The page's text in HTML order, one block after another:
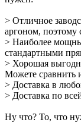
> Отличное
аргоном, поэтому
> Наиболее
стандартными
> Хорошая
Можете сравнить
> Доставка в
> Доставка по
Ну что? То, что